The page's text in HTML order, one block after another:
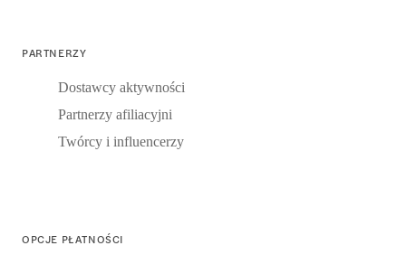
PARTNERZY
Dostawcy aktywności
Partnerzy afiliacyjni
Twórcy i influencerzy
OPCJE PŁATNOŚCI